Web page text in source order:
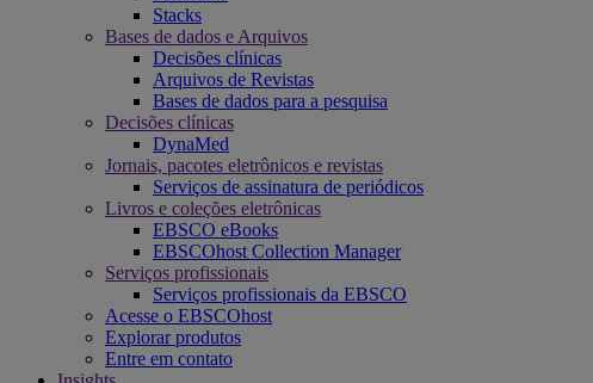
Stacks
Bases de dados e Arquivos
Decisões clínicas
Arquivos de Revistas
Bases de dados para a pesquisa
Decisões clínicas
DynaMed
Jornais, pacotes eletrônicos e revistas
Serviços de assinatura de periódicos
Livros e coleções eletrônicas
EBSCO eBooks
EBSCOhost Collection Manager
Serviços profissionais
Serviços profissionais da EBSCO
Acesse o EBSCOhost
Explorar produtos
Entre em contato